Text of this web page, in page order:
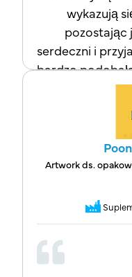
wykazują
pozostając
serdeczni i
bardzo
i doceniam
Artwork ds.